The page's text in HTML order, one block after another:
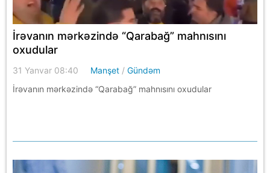
İrəvanın mərkəzində “Qarabağ” mahnısını
oxudular
31 Yanvar 08:40 Manşet /Gündəm
İrəvanın mərkəzində “Qarabağ” mahnısını oxudular